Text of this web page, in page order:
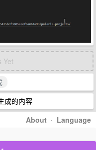
Yet
成的内容
About · Language